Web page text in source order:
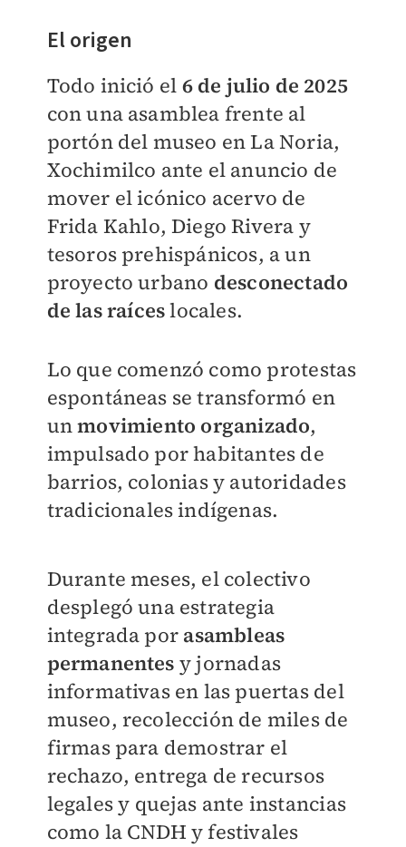
El origen
Todo inició el 6 de julio de 2025
con una asamblea frente al
portón del museo en La Noria,
Xochimilco ante el anuncio de
mover el icónico acervo de
Frida Kahlo, Diego Rivera y
tesoros prehispánicos, a un
proyecto urbano desconectado
de las raíceslocales.
Lo que comenzó como protestas
espontáneas se transformó en
unmovimiento organizado,
impulsado por habitantes de
barrios, colonias y autoridades
tradicionales indígenas.
Durante meses, el colectivo
desplegó una estrategia
integrada por asambleas
permanentes y jornadas
informativas en las puertas del
museo, recolección de miles de
firmas para demostrar el
rechazo, entrega de recursos
legales y quejas ante instancias
como la CNDH y festivales